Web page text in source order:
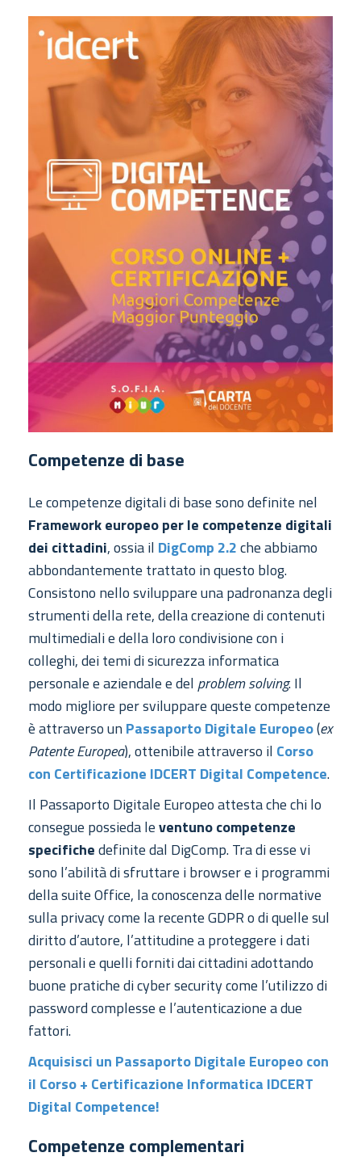
Competenze di base
Le competenze digitali di base sono definite nel
Framework europeo per le competenze digitali
dei cittadini, ossia il DigComp 2.2che abbiamo
abbondantemente trattato in questo blog.
Consistono nello sviluppare una padronanza degli
strumenti della rete, della creazione di contenuti
multimediali e della loro condivisione con i
colleghi, dei temi di sicurezza informatica
personale e aziendale e del problem solving. Il
modo migliore per sviluppare queste competenze
è attraverso un Passaporto Digitale Europeo(ex
Patente Europea), ottenibile attraverso il Corso
con Certificazione IDCERT Digital Competence.
Il Passaporto Digitale Europeo attesta che chi lo
consegue possieda leventuno competenze
specifichedefinite dal DigComp. Tra di esse vi
sono l’abilità di sfruttare i browser e i programmi
della suite Office, la conoscenza delle normative
sulla privacy come la recente GDPR o di quelle sul
diritto d’autore, l’attitudine a proteggere i dati
personali e quelli forniti dai cittadini adottando
buone pratiche di cyber security come l’utilizzo di
password complesse e l’autenticazione a due
fattori.
Acquisisci un Passaporto Digitale Europeo con
il Corso + Certificazione Informatica IDCERT
Digital Competence!
Competenze complementari